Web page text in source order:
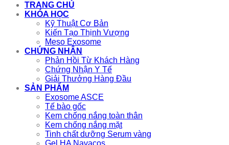
TRANG CHỦ
KHÓA HỌC
Kỹ Thuật Cơ Bản
Kiến Tạo Thịnh Vượng
Meso Exosome
CHỨNG NHẬN
Phản Hồi Từ Khách Hàng
Chứng Nhận Y Tế
Giải Thưởng Hàng Đầu
SẢN PHẨM
Exosome ASCE
Tế bào gốc
Kem chống nắng toàn thân
Kem chống nắng mặt
Tinh chất dưỡng Serum vàng